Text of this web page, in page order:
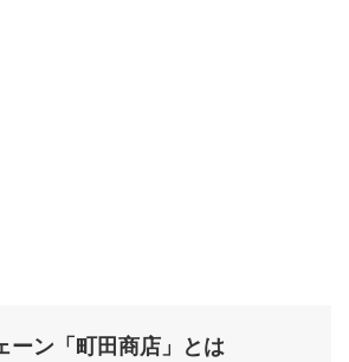
ーン「町田商店」とは